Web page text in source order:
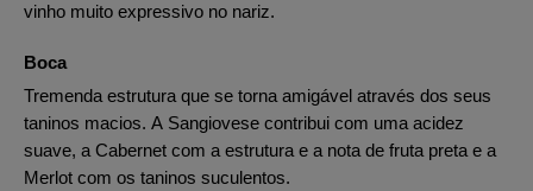
vinho muito expressivo no nariz.
Boca
Tremenda estrutura que se torna amigável através dos seus
taninos macios. A Sangiovese contribui com uma acidez
suave, a Cabernet com a estrutura e a nota de fruta preta e a
Merlot com os taninos suculentos.